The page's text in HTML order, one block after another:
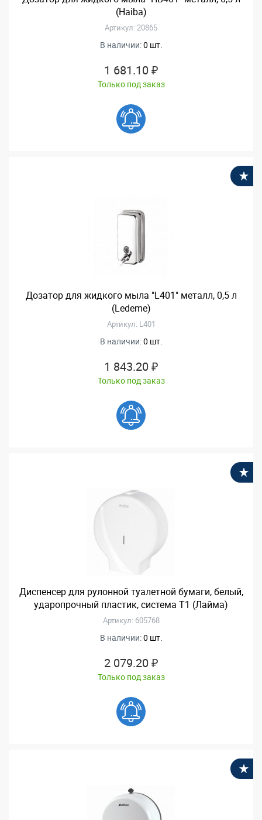
(Haiba)
Артикул: 20865
В наличии:0 шт.
1 681.10 ₽
Только под заказ
Дозатор для жидкого мыла "L401" металл, 0,5 л
(Ledeme)
Артикул: L401
В наличии:0 шт.
1 843.20 ₽
Только под заказ
Диспенсер для рулонной туалетной бумаги, белый,
ударопрочный пластик, система Т1 (Лайма)
Артикул: 605768
В наличии:0 шт.
2 079.20 ₽
Только под заказ